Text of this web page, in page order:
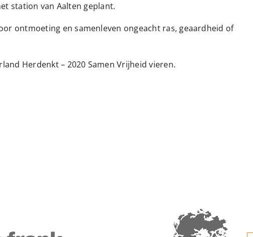
station van Aalten geplant.
ontmoeting en samenleven ongeacht ras, geaardheid of
Herdenkt – 2020 Samen Vrijheid vieren.